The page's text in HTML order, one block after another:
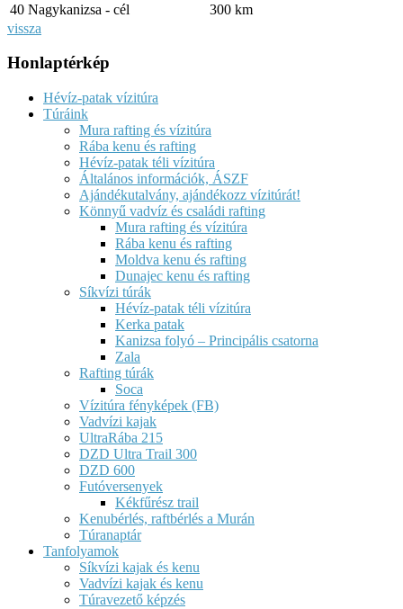
40 Nagykanizsa - cél
300 km
vissza
Honlaptérkép
Hévíz-patak vízitúra
Túráink
Mura rafting és vízitúra
Rába kenu és rafting
Hévíz-patak téli vízitúra
Általános információk, ÁSZF
Ajándékutalvány, ajándékozz vízitúrát!
Könnyű vadvíz és családi rafting
Mura rafting és vízitúra
Rába kenu és rafting
Moldva kenu és rafting
Dunajec kenu és rafting
Síkvízi túrák
Hévíz-patak téli vízitúra
Kerka patak
Kanizsa folyó – Principális csatorna
Zala
Rafting túrák
Soca
Vízitúra fényképek (FB)
Vadvízi kajak
UltraRába 215
DZD Ultra Trail 300
DZD 600
Futóversenyek
Kékfűrész trail
Kenubérlés, raftbérlés a Murán
Túranaptár
Tanfolyamok
Síkvízi kajak és kenu
Vadvízi kajak és kenu
Túravezető képzés